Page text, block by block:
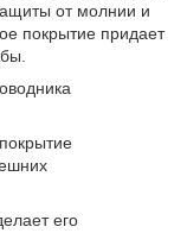
от молнии и
покрытие придает
его